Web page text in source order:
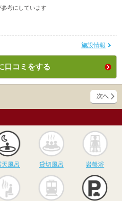
参考にしています
施設情報
口コミをする
露天風呂
天風呂
貸切風呂
貸切風呂 岩盤浴
サウナ